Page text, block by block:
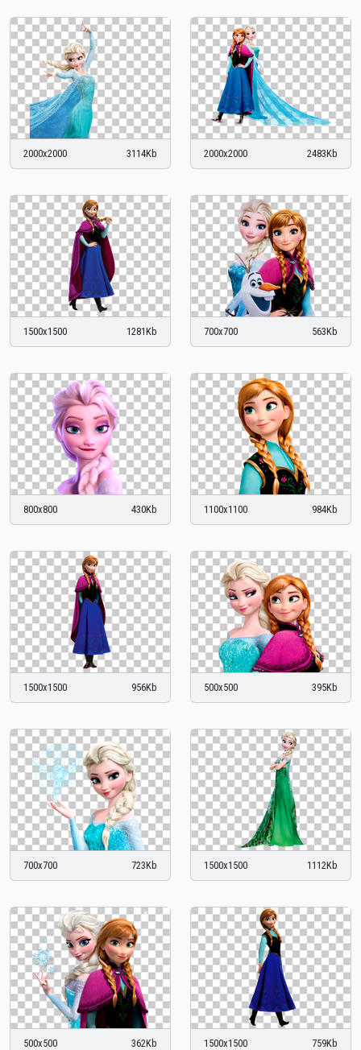
2000x2000 3114Kb 2000x2000 2483Kb
1500x1500 1281Kb 700x700 563Kb
800x800 430Kb 1100x1100 984Kb
1500x1500 956Kb 500x500 395Kb
700x700 723Kb 1500x1500 1112Kb
500x500 362Kb 1500x1500 759Kb